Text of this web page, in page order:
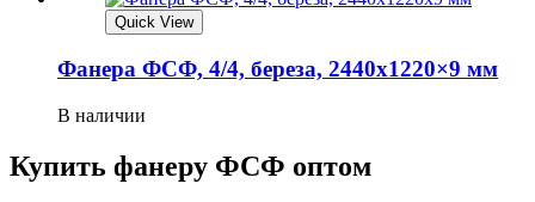
Quick View
Фанера ФСФ, 4/4, береза, 2440х1220×9 мм
В наличии
Купить фанеру ФСФ оптом